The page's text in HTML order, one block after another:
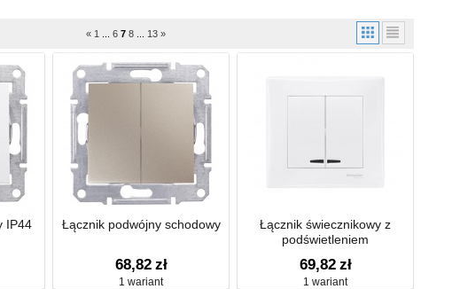
« 1 6 7 8 13 »
IP44 Łącznik podwójny schodowy
68,82 zł
1 wariant
Łącznik świecznikowy z
podświetleniem
69,82 zł
1 wariant